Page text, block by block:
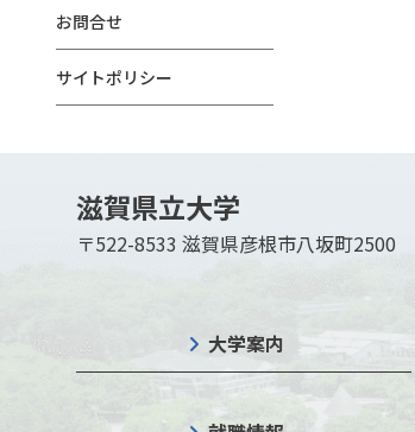
お問合せ
サイトポリシー
滋賀県立大学
〒522-8533 滋賀県彦根市八坂町2500
大学案内